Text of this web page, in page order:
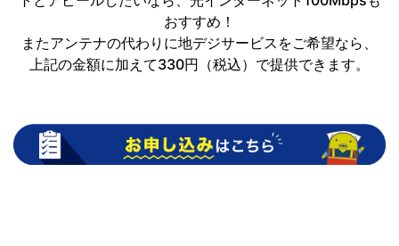
おすすめ！
またアンテナの代わりに地デジサービスをご希望なら、
上記の金額に加えて330円（税込）で提供できます。